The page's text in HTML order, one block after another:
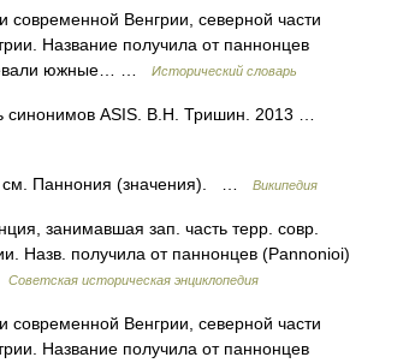
современной Венгрии, северной части
Название получила от паннонцев
южные… …
Исторический словарь
синонимов ASIS. В.Н. Тришин. 2013 …
см. Паннония (значения). … Википедия
занимавшая зап. часть терр. совр.
Назв. получила от паннонцев (Pannonioi)
Советская историческая энциклопедия
современной Венгрии, северной части
Название получила от паннонцев